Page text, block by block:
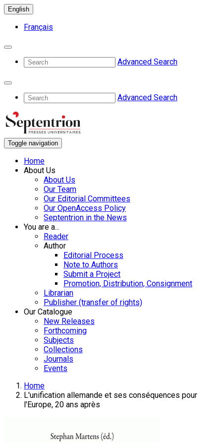
English
Français
Advanced Search
Advanced Search
Toggle navigation
Home
About Us
About Us
Our Team
Our Editorial Committees
Our OpenAccess Policy
Septentrion in the News
You are a...
Reader
Author
Editorial Process
Note to Authors
Submit a Project
Promotion, Distribution, Consignment
Librarian
Publisher (transfer of rights)
Our Catalogue
New Releases
Forthcoming
Subjects
Collections
Journals
Events
Home
L'unification allemande et ses conséquences pour
l'Europe, 20 ans après